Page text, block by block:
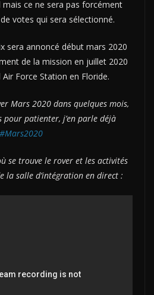
ce ne sera pas forcément
votes qui sera sélectionné.
sera annoncé début mars 2020
de la mission en juillet 2020
Force Station en Floride.
Mars 2020 dans quelques mois,
pour patienter, j’en parle déjà
#Mars2020
se trouve le rover et les activités
la salle d’intégration en direct :